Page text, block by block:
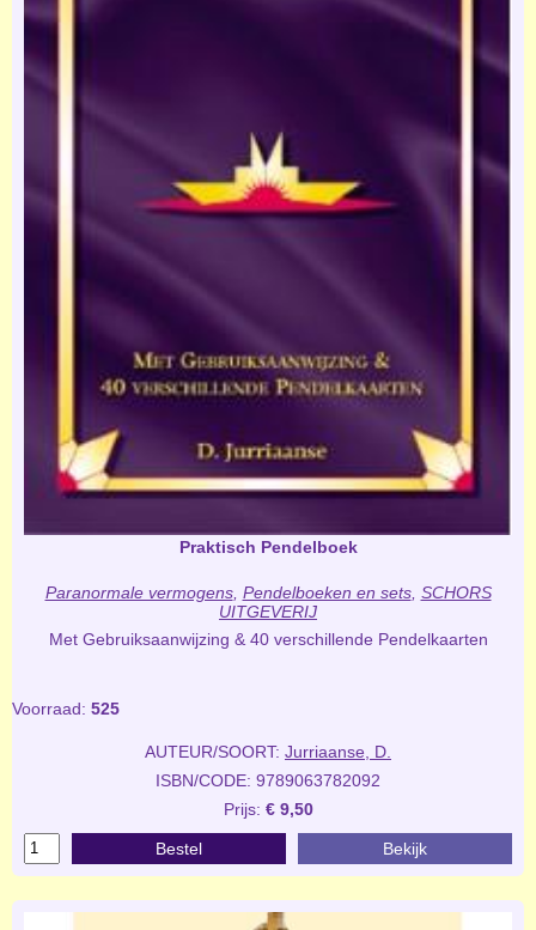
Praktisch Pendelboek
Paranormale vermogens, Pendelboeken en sets, SCHORS
UITGEVERIJ
Met Gebruiksaanwijzing & 40 verschillende Pendelkaarten
Voorraad: 525
AUTEUR/SOORT: Jurriaanse, D.
ISBN/CODE: 9789063782092
Prijs: € 9,50
Bestel Bekijk